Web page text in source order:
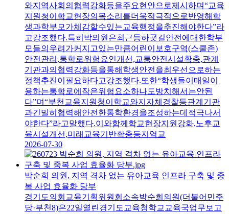
와지역사회의협력강화등을주요현안으로제시하며“교육
지원청이학교현장의목소리를더욱적극적으로반영해학
생과학부모가체감할수있는교육행정을추진해야한다”라
고강조했다.특히박의원은최근등하굣길안전에대한학부
모들의우려가커지고있는만큼어린이보호구역(스쿨존)
안전관리,통학로위험요인개선,교통안전시설확충,관계
기관과의협력강화등을통해학생안전을최우선으로하는
정책추진이필요하다고강조했다.또한“학생들이매일이
용하는통학로에작은위험요소하나도방치해서는안된
다”며“부천교육지원청이학교와지자체경찰등관계기관
과긴밀히협력해안전한통학환경을조성하는데적극나서
야한다”라고말했다.이와함께학교현장지원강화,노후교
육시설개선,미래교육기반확충등지역교
2026-07-30
박순희 의원, 지역 격차 없는 유아교육 인프라 구축 및 중
복 사업 효율화 당부
경기도의회교육기획위원회소속박순희의원(더불어민주
당·부천8)은22일열린경기도교육청학교교육국업무보고